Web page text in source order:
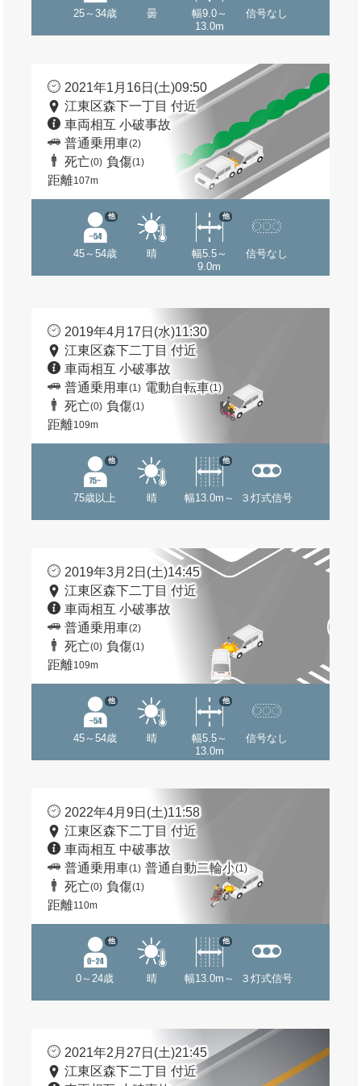
25～34歳 曇
幅9.0～
13.0m
信号なし
2021年1月16日(土)09:50
江東区森下一丁目 付近
車両相互 小破事故
普通乗用車(2)
死亡(0) 負傷(1)
距離107m
45～54歳
他
晴
幅5.5～
9.0m
他
信号なし
2019年4月17日(水)11:30
江東区森下二丁目 付近
車両相互 小破事故
普通乗用車(1) 電動自転車(1)
死亡(0) 負傷(1)
距離109m
75歳以上
他
晴 幅13.0m～
他
３灯式信号
2019年3月2日(土)14:45
江東区森下二丁目 付近
車両相互 小破事故
普通乗用車(2)
死亡(0) 負傷(1)
距離109m
45～54歳
他
晴
幅5.5～
13.0m
他
信号なし
2022年4月9日(土)11:58
江東区森下二丁目 付近
車両相互 中破事故
普通乗用車(1) 普通自動二輪小(1)
死亡(0) 負傷(1)
距離110m
0～24歳
他
晴 幅13.0m～
他
３灯式信号
2021年2月27日(土)21:45
江東区森下二丁目 付近